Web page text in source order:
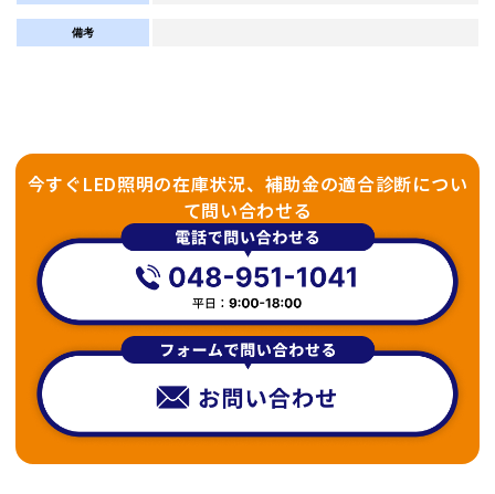
備考
今すぐLED照明の在庫状況、補助金の適合診断につい
て問い合わせる